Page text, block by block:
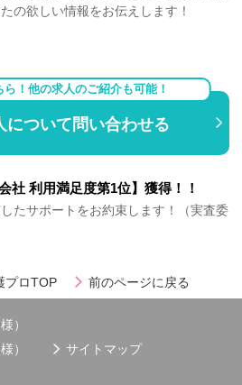
の欲しい情報をお伝えします！
！他の求人のご紹介も可能！
について問い合わせる
社 利用満足度第1位】獲得！！
たサポートをお約束します！（実査委
プロTOP 前のページに戻る
）
）
サイトマップ